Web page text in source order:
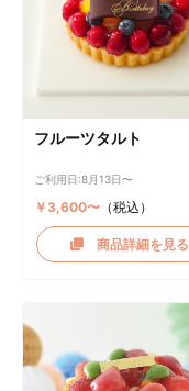
フルーツタルト
ご利用日:8月13日〜
￥3,600〜（税込）
商品詳細を見る